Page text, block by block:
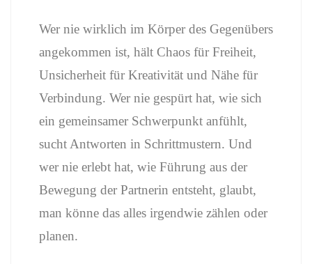
Wer nie wirklich im Körper des Gegenübers
angekommen ist, hält Chaos für Freiheit,
Unsicherheit für Kreativität und Nähe für
Verbindung. Wer nie gespürt hat, wie sich
ein gemeinsamer Schwerpunkt anfühlt,
sucht Antworten in Schrittmustern. Und
wer nie erlebt hat, wie Führung aus der
Bewegung der Partnerin entsteht, glaubt,
man könne das alles irgendwie zählen oder
planen.